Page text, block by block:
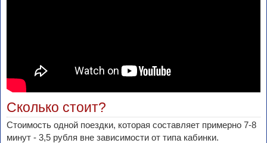
Сколько стоит?
Стоимость одной поездки, которая составляет примерно 7-8
минут - 3,5 рубля вне зависимости от типа кабинки.